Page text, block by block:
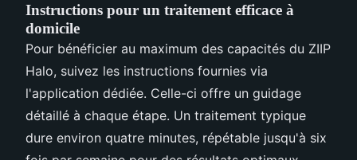
Instructions pour un traitement efficace à
domicile
Pour bénéficier au maximum des capacités du ZIIP
Halo, suivez les instructions fournies via
l'application dédiée. Celle-ci offre un guidage
détaillé à chaque étape. Un traitement typique
dure environ quatre minutes, répétable jusqu'à six